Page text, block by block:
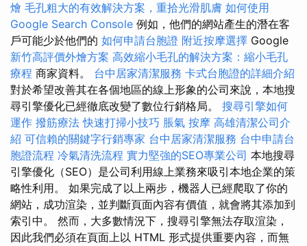
燴 毛孔粗大的有效解決方案，重拾光滑肌膚 如何使用
Google Search Console 例如，他們的網站產生的潛在客
戶可能少於他們的 如何申請台胞證 附近按摩選擇 Google
新竹高評價外燴方案 高效縮小毛孔的解決方案：縮小毛孔
療程 商家資料。 台中居家清潔服務 卡式台胞證的詳細介紹
對於希望改善其在各個地區的線上形象的公司來說，本地搜
尋引擎優化已經徹底改變了數位行銷格局。 搜尋引擎如何
運作 撥筋療法 快速打掃小技巧 脹氣 按摩 高雄清潔公司介
紹 可信賴的關鍵字行銷專家 台中居家清潔服務 台中申請台
胞證流程 冷氣清洗流程 實力堅強的SEO專業公司 本地搜尋
引擎優化（SEO）是公司利用線上業務來吸引本地企業的策
略性利用。 如果完成了以上兩步，機器人已經爬取了你的
網站，成功渲染，並判斷頁面內容有價值，就會將其添加到
索引中。 然而，大多數情況下，搜尋引擎無法存取渲染，
因此我們必須在頁面上以 HTML 形式提供重要內容，而無